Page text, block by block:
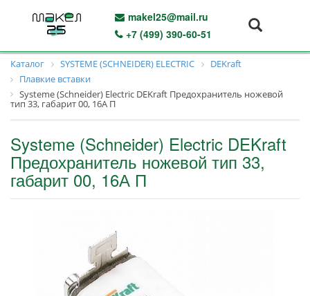
makel25@mail.ru
+7 (499) 390-60-51
Каталог SYSTEME (SCHNEIDER) ELECTRIC
DEKraft
Плавкие вставки
Systeme (Schneider) Electric DEKraft Предохранитель ножевой
тип 33, габарит 00, 16А П
Systeme (Schneider) Electric DEKraft
Предохранитель ножевой тип 33,
габарит 00, 16А П